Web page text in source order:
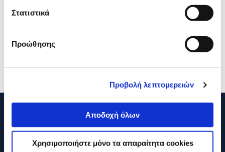
Στατιστικά
Προώθησης
Προβολή λεπτομερειών
Αποδοχή όλων
Χρησιμοποιήστε μόνο τα απαραίτητα cookies
Checkered Cherries
3,99€
Goomby Κασετίνα Οβάλ